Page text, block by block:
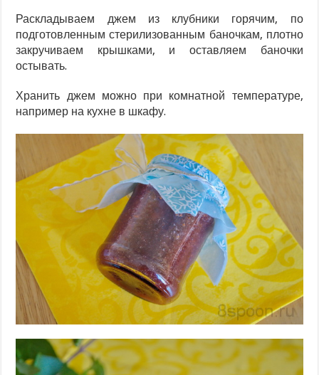
Раскладываем джем из клубники горячим, по
подготовленным стерилизованным баночкам, плотно
закручиваем крышками, и оставляем баночки
остывать.
Хранить джем можно при комнатной температуре,
например на кухне в шкафу.